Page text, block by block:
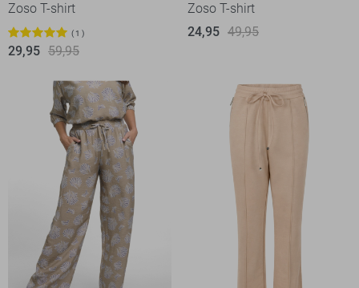
Zoso T-shirt
1
29,95 59,95
Zoso T-shirt
24,95 49,95